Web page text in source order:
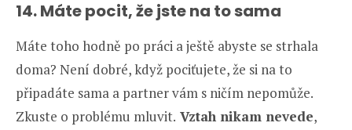
14. Máte pocit, že jste na to sama
Máte toho hodně po práci a ještě abyste se strhala
doma? Není dobré, když pociťujete, že si na to
připadáte sama a partner vám s ničím nepomůže.
Zkuste o problému mluvit. Vztah nikam nevede,